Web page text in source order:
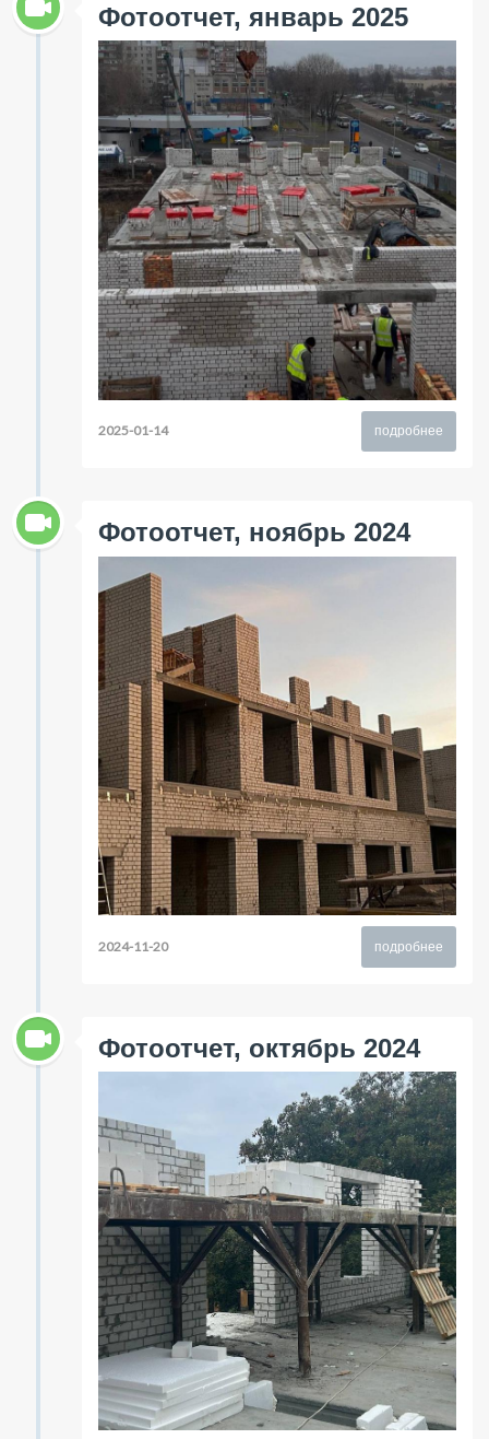
Фотоотчет, январь 2025
подробнее
2025-01-14
Фотоотчет, ноябрь 2024
подробнее
2024-11-20
Фотоотчет, октябрь 2024